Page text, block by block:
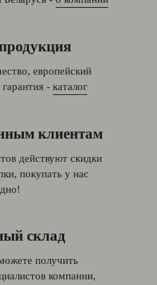
европейский
- каталог
клиентам
действуют скидки
покупать у нас
склад
получить
компании,